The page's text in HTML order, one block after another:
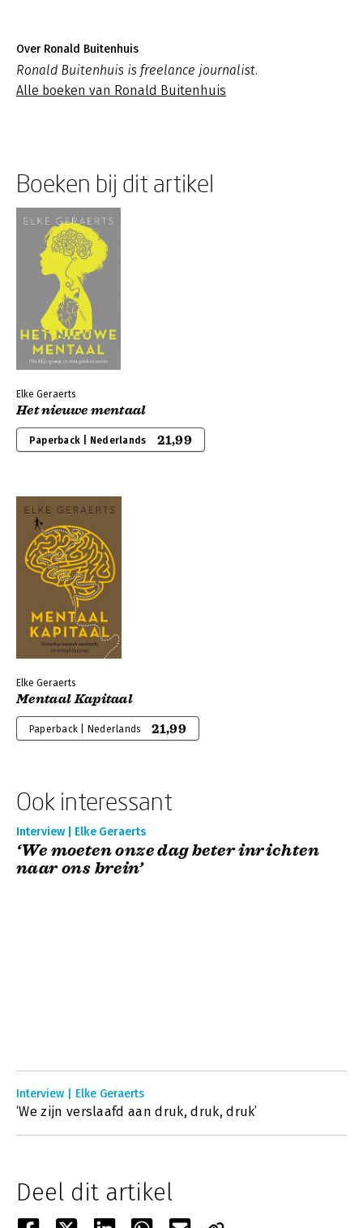
Over Ronald Buitenhuis
Ronald Buitenhuis is freelance journalist.
Alle boeken van Ronald Buitenhuis
Boeken bij dit artikel
Elke Geraerts
Het nieuwe mentaal
Paperback | Nederlands 21,99
Elke Geraerts
Mentaal Kapitaal
Paperback | Nederlands 21,99
Ook interessant
Interview | Elke Geraerts
‘We moeten onze dag beter inrichten
naar ons brein’
Interview | Elke Geraerts
‘We zijn verslaafd aan druk, druk, druk’
Deel dit artikel